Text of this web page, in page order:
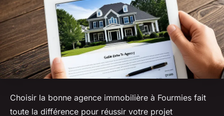
Choisir la bonne agence immobilière à Fourmies fait
toute la différence pour réussir votre projet